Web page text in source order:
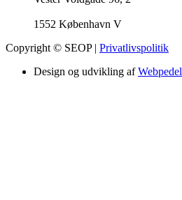
1552 København V
Copyright © SEOP| Privatlivspolitik
Design og udvikling afWebpedel